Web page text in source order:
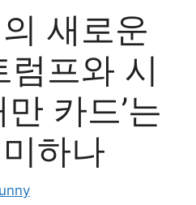
새로운
럼프와 시
카드’는
하나